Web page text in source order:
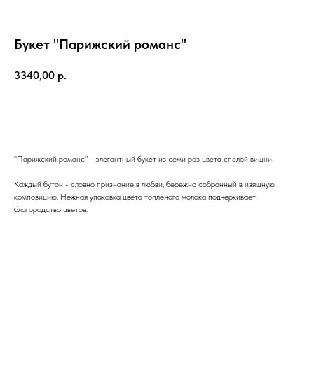
Букет "Парижский романс"
3340,00 р.
"Парижский романс" - элегантный букет из семи роз цвета спелой вишни.
Каждый бутон - словно признание в любви, бережно собранный в изящную
композицию. Нежная упаковка цвета топлёного молока подчеркивает
благородство цветов.